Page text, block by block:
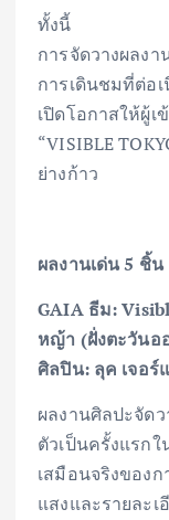
ทั้งนี้
การจัดวางผลง
การเดินชมที่ต่อเ
เปิดโอกาสให้ผู้
“VISIBLE
ย่างก้าว
ผลงานเด่น 5 ชิ้น
GAIA ธีม:
หญ้า (ฝั่งตะวันอ
ศิลปิน: ลุค เจอ
ผลงานศิลปะจัด
ตัวเป็นครั้งแรก
เสมือนจริงของ
แสงและรายละ